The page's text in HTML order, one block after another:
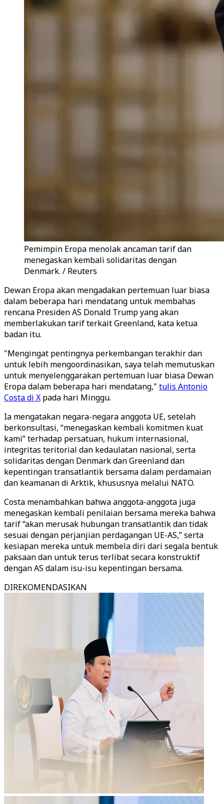
Pemimpin Eropa menolak ancaman tarif dan
menegaskan kembali solidaritas dengan
Denmark. / Reuters
Dewan Eropa akan mengadakan pertemuan luar biasa
dalam beberapa hari mendatang untuk membahas
rencana Presiden AS Donald Trump yang akan
memberlakukan tarif terkait Greenland, kata ketua
badan itu.
"Mengingat pentingnya perkembangan terakhir dan
untuk lebih mengoordinasikan, saya telah memutuskan
untuk menyelenggarakan pertemuan luar biasa Dewan
Eropa dalam beberapa hari mendatang," tulis Antonio
Costa di X pada hari Minggu.
Ia mengatakan negara-negara anggota UE, setelah
berkonsultasi, “menegaskan kembali komitmen kuat
kami” terhadap persatuan, hukum internasional,
integritas teritorial dan kedaulatan nasional, serta
solidaritas dengan Denmark dan Greenland dan
kepentingan transatlantik bersama dalam perdamaian
dan keamanan di Arktik, khususnya melalui NATO.
Costa menambahkan bahwa anggota-anggota juga
menegaskan kembali penilaian bersama mereka bahwa
tarif “akan merusak hubungan transatlantik dan tidak
sesuai dengan perjanjian perdagangan UE-AS,” serta
kesiapan mereka untuk membela diri dari segala bentuk
paksaan dan untuk terus terlibat secara konstruktif
dengan AS dalam isu-isu kepentingan bersama.
DIREKOMENDASIKAN